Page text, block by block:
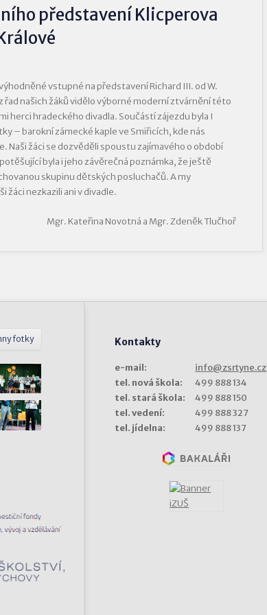
představení Klicperova
vstupné na představení Richard III. od W.
řad našich žáků vidělo výborné moderní ztvárnění této
herci hradeckého divadla. Součástí zájezdu byla I
– barokní zámecké kaple ve Smiřicích, kde nás
Naši žáci se dozvěděli spoustu zajímavého o období
byla i jeho závěrečná poznámka, že ještě
skupinu dětských posluchačů. A my
žáci nezkazili ani v divadle.
Mgr. Kateřina Novotná a Mgr. Zdeněk Tlučhoř
fotky Kontakty
e-mail:
info@zsrtyne.cz
tel. nová škola:
499 888 134
tel. stará škola:
499 888 150
tel. vedení:
499 888 327
tel. jídelna:
499 888 137